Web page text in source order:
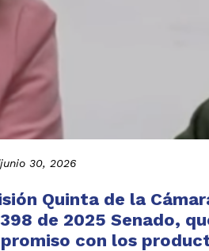
junio 30, 2026
Quinta de la
de 2025 Senado,
con los